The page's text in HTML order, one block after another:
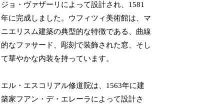
ジョ・ヴァザーリによって設計され、1581
年に完成しました。ウフィツィ美術館は、マ
ニエリスム建築の典型的な特徴である、曲線
的なファサード、彫刻で装飾された窓、そし
て華やかな内装を持っています。
エル・エスコリアル修道院は、1563年に建
築家フアン・デ・エレーラによって設計さ